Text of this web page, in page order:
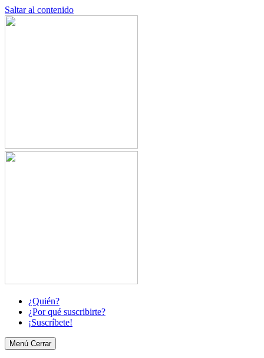
Saltar al contenido
¿Quién?
¿Por qué suscribirte?
¡Suscríbete!
Menú Cerrar